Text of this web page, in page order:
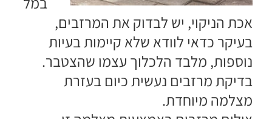
אכת הניקוי, יש לבדוק את המרזבים,
בעיקר כדאי לוודא שלא קיימות בעיות
נוספות, מלבד הלכלוך עצמו שהצטבר.
בדיקת מרזבים נעשית כיום בעזרת
מצלמה מיוחדת.